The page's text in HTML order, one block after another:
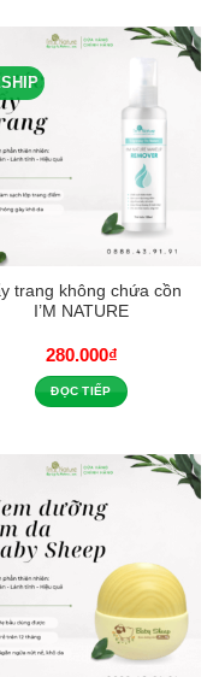
trang không chứa cồn
I’M NATURE
280.000₫
ĐỌC TIẾP